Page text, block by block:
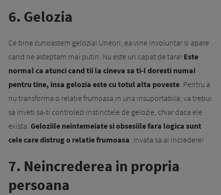
6. Gelozia
Ce bine cunoastem gelozia! Uneori, ea vine involuntar si apare
cand ne asteptam mai putin. Nu este un capat de tara! Este
normal ca atunci cand tii la cineva sa ti-l doresti numai
pentru tine, insa gelozia este cu totul alta poveste. Pentru a
nu transforma o relatie frumoasa in una insuportabila, va trebui
sa inveti sa-ti controlezi instinctele de gelozie, chiar daca ele
exista. Geloziile neintemeiate si obsesiile fara logica sunt
cele care distrug o relatie frumoasa. Invata sa ai incredere!
7. Neincrederea in propria
persoana